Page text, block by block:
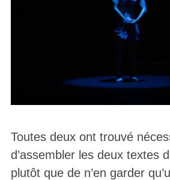
Toutes deux ont trouvé
d’assembler les deux textes
plutôt que de n’en garder